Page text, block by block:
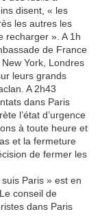
disent, « les
les autres les
recharger ». A 1h
de France
York, Londres
leurs grands
A 2h43
dans Paris
l’état d’urgence
à toute heure et
et la fermeture
de fermer les
Paris » est en
conseil de
dans Paris